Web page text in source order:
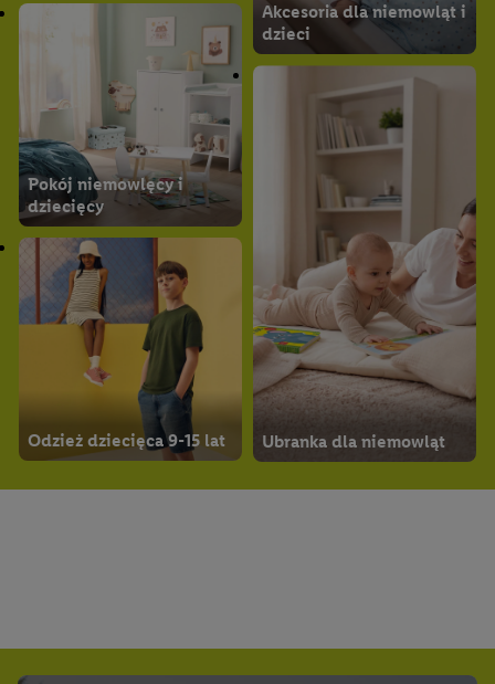
Akcesoria dla niemowląt i
dzieci
Pokój niemowlęcy i
dziecięcy
Ubranka dla niemowląt
Odzież dziecięca 9-15 lat